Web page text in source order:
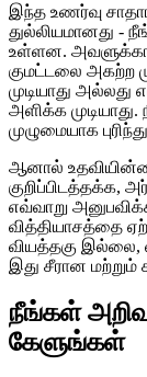
இந்த உணர்வு
துல்லியமானது -
உள்ளன.
குமட்டலை அகற்ற
முடியாது அல்லது
அளிக்க
முழுமையாக
ஆனால்
குறிப்பிடத்தக்க,
எவ்வாறு
வித்தியாசத்தை
வியத்தகு
இது சீரான
நீங்கள்
கேளுங்கள்